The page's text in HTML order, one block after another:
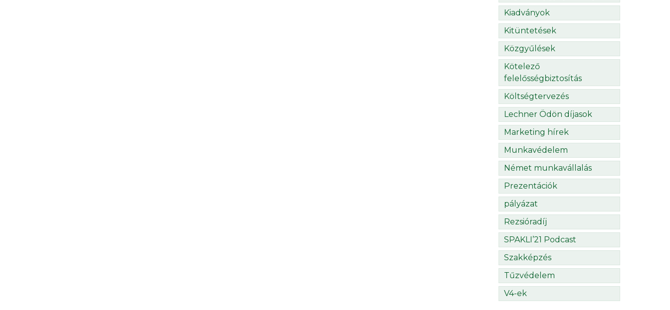
Kiadványok
Kitüntetések
Közgyűlések
Kötelező
felelősségbiztosítás
Költségtervezés
Lechner Ödön díjasok
Marketing hírek
Munkavédelem
Német munkavállalás
Prezentációk
pályázat
Rezsióradíj
SPAKLI’21 Podcast
Szakképzés
Tűzvédelem
V4-ek